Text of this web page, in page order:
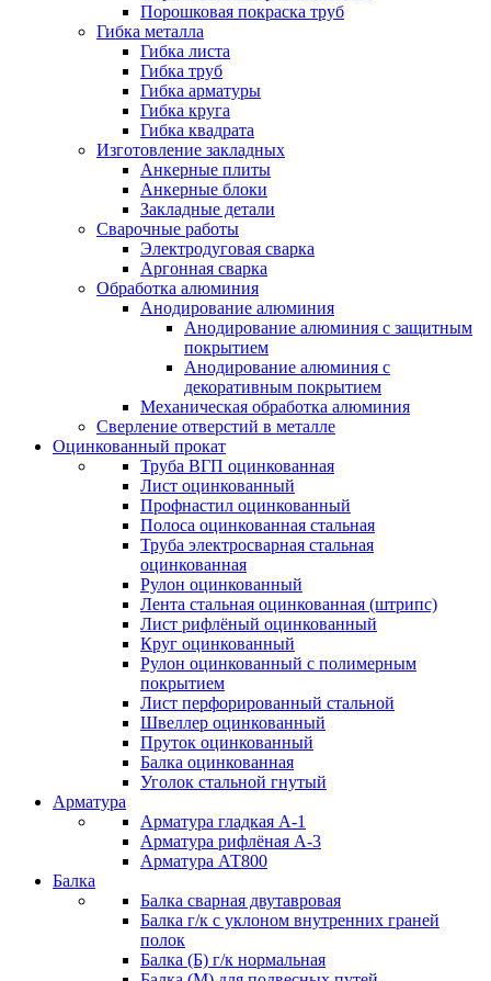
Порошковая покраска труб
Гибка металла
Гибка листа
Гибка труб
Гибка арматуры
Гибка круга
Гибка квадрата
Изготовление закладных
Анкерные плиты
Анкерные блоки
Закладные детали
Сварочные работы
Электродуговая сварка
Аргонная сварка
Обработка алюминия
Анодирование алюминия
Анодирование алюминия с защитным
покрытием
Анодирование алюминия с
декоративным покрытием
Механическая обработка алюминия
Сверление отверстий в металле
Оцинкованный прокат
Труба ВГП оцинкованная
Лист оцинкованный
Профнастил оцинкованный
Полоса оцинкованная стальная
Труба электросварная стальная
оцинкованная
Рулон оцинкованный
Лента стальная оцинкованная (штрипс)
Лист рифлёный оцинкованный
Круг оцинкованный
Рулон оцинкованный с полимерным
покрытием
Лист перфорированный стальной
Швеллер оцинкованный
Пруток оцинкованный
Балка оцинкованная
Уголок стальной гнутый
Арматура
Арматура гладкая А-1
Арматура рифлёная А-3
Арматура АТ800
Балка
Балка сварная двутавровая
Балка г/к с уклоном внутренних граней
полок
Балка (Б) г/к нормальная